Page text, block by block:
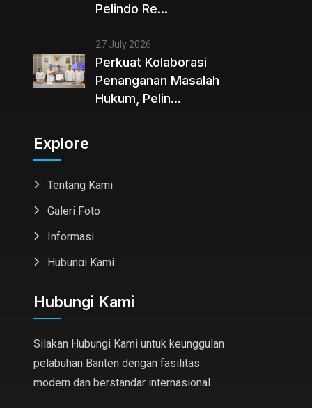
Pelindo Re...
27 July 2026
Perkuat Kolaborasi
Penanganan Masalah
Hukum, Pelin...
Explore
Tentang Kami
Galeri Foto
Informasi
Hubungi Kami
Hubungi Kami
Silakan Hubungi Kami untuk keunggulan
pelabuhan Banten dengan fasilitas
modern dan berstandar internasional.